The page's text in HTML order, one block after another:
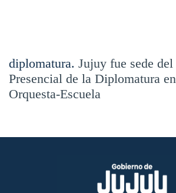
diplomatura. Jujuy fue sede
Presencial de la Diplomatura
Orquesta-Escuela